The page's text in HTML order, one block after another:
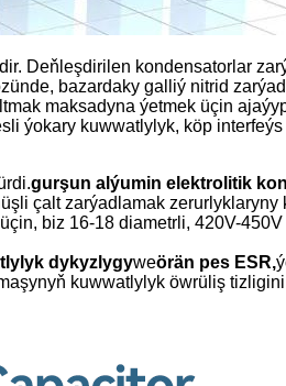
Deňleşdirilen kondensatorlar
bazardaky galliý nitrid
maksadyna ýetmek üçin
ýokary kuwwatlylyk, köp
gurşun alýumin elektrolitik
çalt zarýadlamak
biz 16-18 diametrli, 420V-
dykyzlygyweörän pes ESR,
kuwwatlylyk öwrüliş